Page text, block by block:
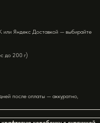
Яндекс Доставкой — выбирайте
до 200 г)
после оплаты — аккуратно,